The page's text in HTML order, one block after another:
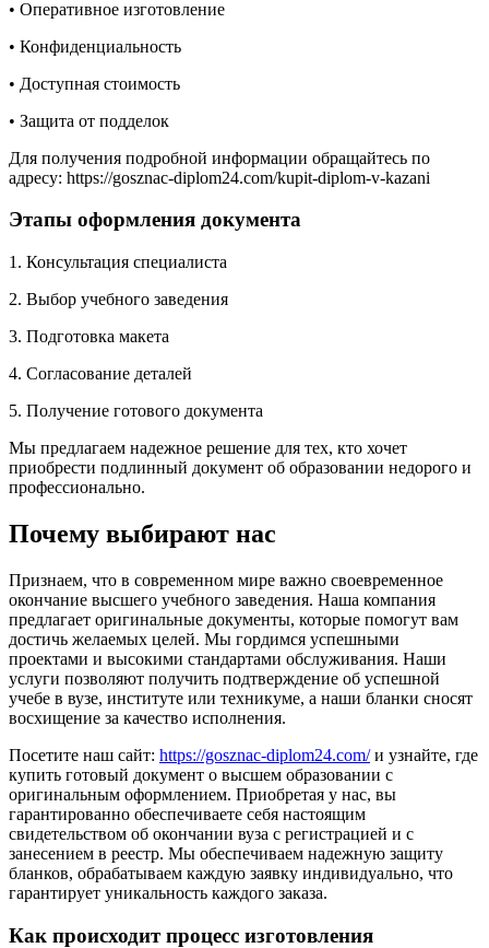
• Оперативное изготовление
• Конфиденциальность
• Доступная стоимость
• Защита от подделок
Для получения подробной информации обращайтесь по
адресу: https://gosznac-diplom24.com/kupit-diplom-v-kazani
Этапы оформления документа
1. Консультация специалиста
2. Выбор учебного заведения
3. Подготовка макета
4. Согласование деталей
5. Получение готового документа
Мы предлагаем надежное решение для тех, кто хочет
приобрести подлинный документ об образовании недорого и
профессионально.
Почему выбирают нас
Признаем, что в современном мире важно своевременное
окончание высшего учебного заведения. Наша компания
предлагает оригинальные документы, которые помогут вам
достичь желаемых целей. Мы гордимся успешными
проектами и высокими стандартами обслуживания. Наши
услуги позволяют получить подтверждение об успешной
учебе в вузе, институте или техникуме, а наши бланки сносят
восхищение за качество исполнения.
Посетите наш сайт: https://gosznac-diplom24.com/и узнайте, где
купить готовый документ о высшем образовании с
оригинальным оформлением. Приобретая у нас, вы
гарантированно обеспечиваете себя настоящим
свидетельством об окончании вуза с регистрацией и с
занесением в реестр. Мы обеспечиваем надежную защиту
бланков, обрабатываем каждую заявку индивидуально, что
гарантирует уникальность каждого заказа.
Как происходит процесс изготовления